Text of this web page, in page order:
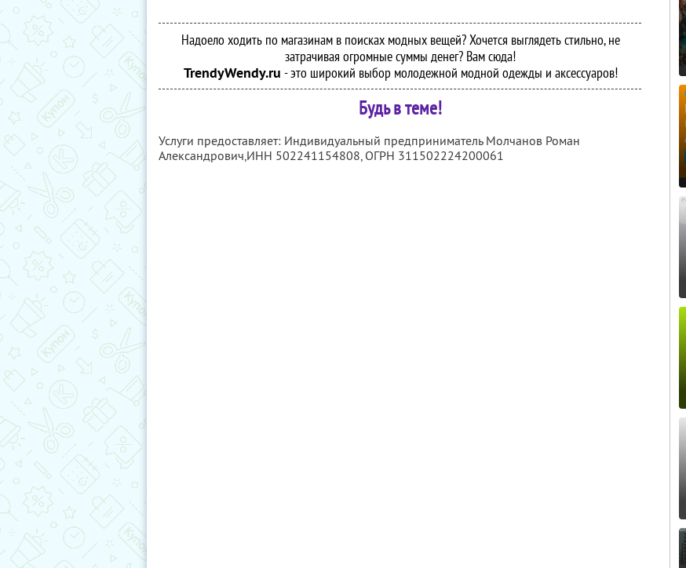
Надоело ходить по магазинам в поисках модных вещей? Хочется выглядеть стильно, не
затрачивая огромные суммы денег? Вам сюда!
TrendyWendy.ru - это широкий выбор молодежной модной одежды и аксессуаров!
Будь в теме!
Услуги предоставляет: Индивидуальный предприниматель Молчанов Роман
Александрович,ИНН 502241154808, ОГРН 311502224200061